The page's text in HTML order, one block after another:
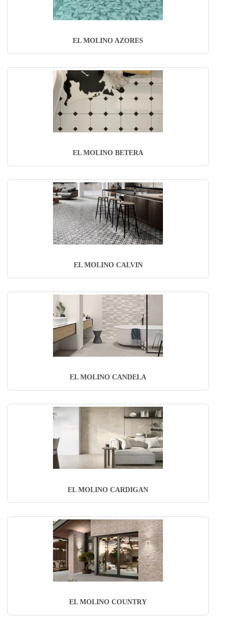
EL MOLINO AZORES
EL MOLINO BETERA
EL MOLINO CALVIN
EL MOLINO CANDELA
EL MOLINO CARDIGAN
EL MOLINO COUNTRY